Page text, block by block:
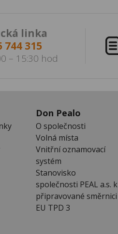
linka
744 315
– 15:30 hod
Don Pealo
O společnosti
Volná místa
Vnitřní oznamovací
systém
Stanovisko
společnosti PEAL a.s. k
připravované směrnici
EU TPD 3